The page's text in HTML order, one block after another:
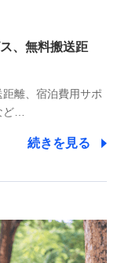
遂行のため
人向けASPサー
正確な把握のため
先
、無料搬送距
離、宿泊費用サポ
ど…
続きを見る